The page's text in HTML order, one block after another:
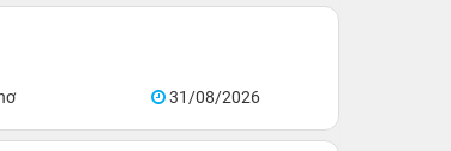
31/08/2026